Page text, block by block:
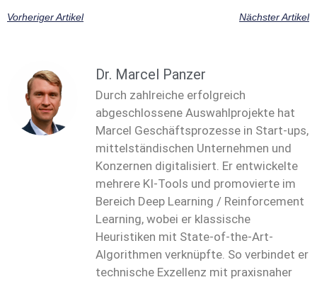
Vorheriger Artikel Nächster Artikel
Dr. Marcel Panzer
Durch zahlreiche erfolgreich
abgeschlossene Auswahlprojekte hat
Marcel Geschäftsprozesse in Start-ups,
mittelständischen Unternehmen und
Konzernen digitalisiert. Er entwickelte
mehrere KI-Tools und promovierte im
Bereich Deep Learning / Reinforcement
Learning, wobei er klassische
Heuristiken mit State-of-the-Art-
Algorithmen verknüpfte. So verbindet er
technische Exzellenz mit praxisnaher